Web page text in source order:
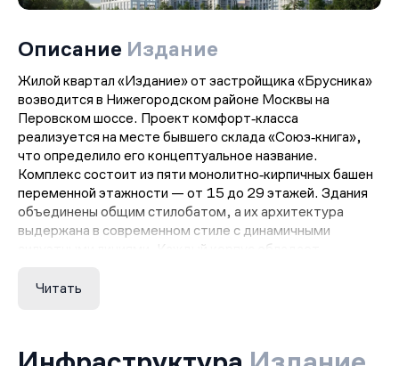
Описание Издание
Жилой квартал «Издание» от застройщика «Брусника»
возводится в Нижегородском районе Москвы на
Перовском шоссе. Проект комфорт‑класса
реализуется на месте бывшего склада «Союз‑книга»,
что определило его концептуальное название.
Комплекс состоит из пяти монолитно‑кирпичных башен
переменной этажности — от 15 до 29 этажей. Здания
объединены общим стилобатом, а их архитектура
выдержана в современном стиле с динамичными
силуэтными линиями. Каждый корпус обладает
монументальность и лёгкость форм.
балконами или террасами. На первых этажах
Читать